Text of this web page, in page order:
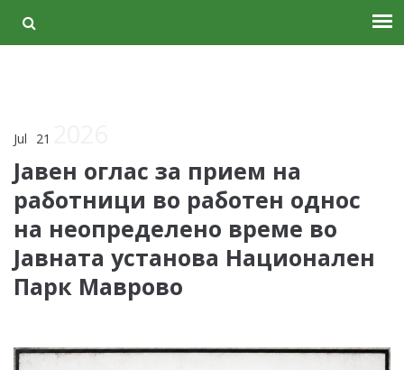
Jul 21
Јавен оглас за прием на
работници во работен однос
на неопределено време во
Јавната установа Национален
Парк Маврово